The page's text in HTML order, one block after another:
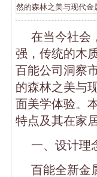
然的森林之美与现代金
在当今社会
强，传统的木
百能公司洞察
的森林之美与
面美学体验。
特点及其在家
一、设计理
百能全新金